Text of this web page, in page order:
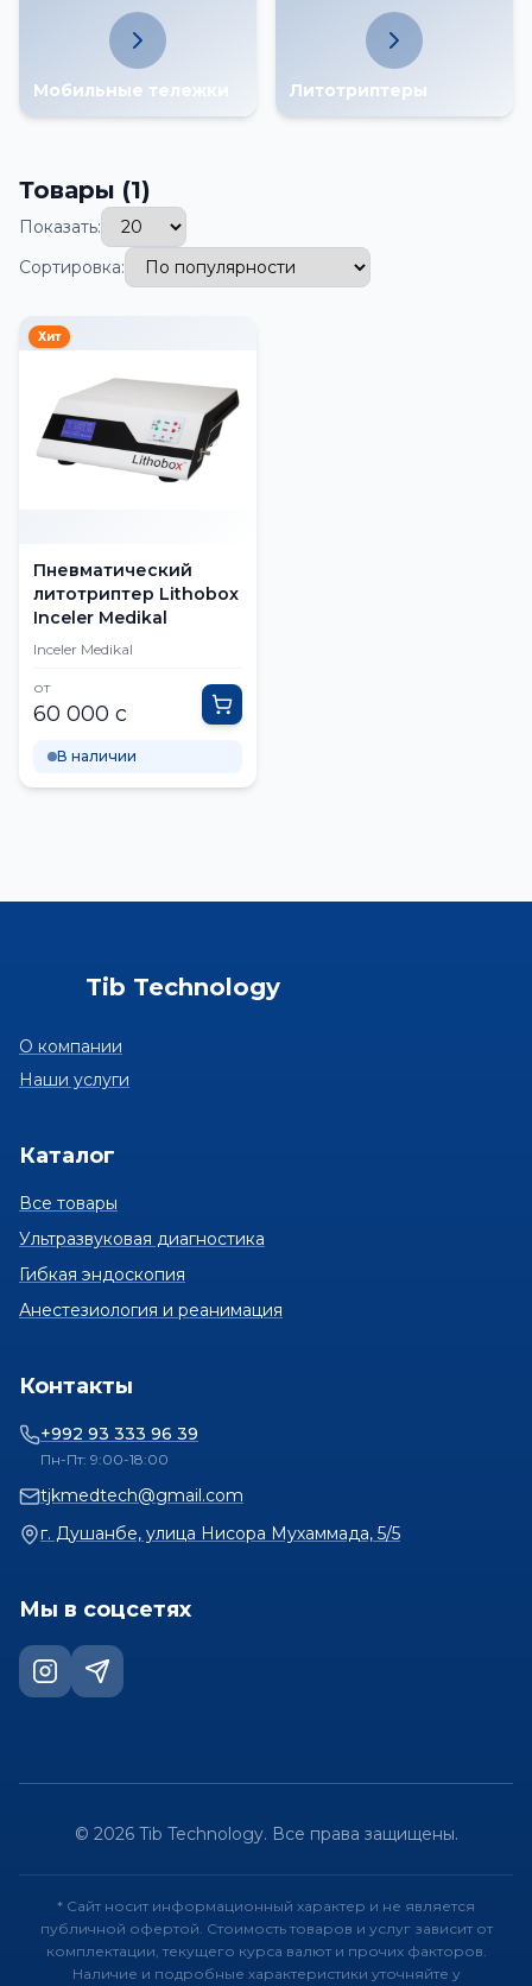
Мобильные тележки Литотриптеры
Товары (1)
Показать:
Сортировка:
Хит
Пневматический
литотриптер Lithobox
Inceler Medikal
Inceler Medikal
от
60 000 с
В наличии
Tib Technology
О компании
Наши услуги
Каталог
Все товары
Ультразвуковая диагностика
Гибкая эндоскопия
Анестезиология и реанимация
Контакты
+992 93 333 96 39
Пн-Пт: 9:00-18:00
tjkmedtech@gmail.com
г. Душанбе, улица Нисора Мухаммада, 5/5
Мы в соцсетях
© 2026Tib Technology. Все права защищены.
* Сайт носит информационный характер и не является
публичной офертой. Стоимость товаров и услуг зависит от
комплектации, текущего курса валют и прочих факторов.
Наличие и подробные характеристики уточняйте у